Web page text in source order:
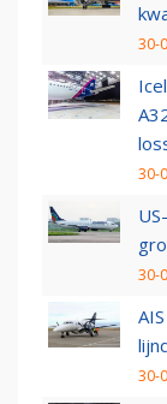
30-
30-
30-
30-